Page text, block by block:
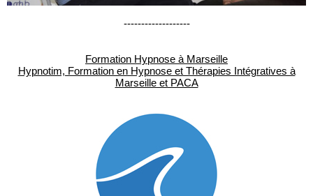
-------------------
Formation Hypnose à Marseille
Hypnotim, Formation en Hypnose et Thérapies Intégratives à
Marseille et PACA